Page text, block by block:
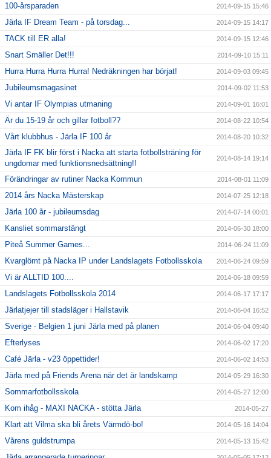
100-årsparaden 2014-09-15 15:46
Järla IF Dream Team - på torsdag... 2014-09-15 14:17
TACK till ER alla! 2014-09-15 12:46
Snart Smäller Det!!! 2014-09-10 15:11
Hurra Hurra Hurra Hurra! Nedräkningen har börjat! 2014-09-03 09:45
Jubileumsmagasinet 2014-09-02 11:53
Vi antar IF Olympias utmaning 2014-09-01 16:01
Är du 15-19 år och gillar fotboll?? 2014-08-22 10:54
Vårt klubbhus - Järla IF 100 år 2014-08-20 10:32
Järla IF FK blir först i Nacka att starta fotbollsträning för
ungdomar med funktionsnedsättning!!
2014-08-14 19:14
Förändringar av rutiner Nacka Kommun 2014-08-01 11:09
2014 års Nacka Mästerskap 2014-07-25 12:18
Järla 100 år - jubileumsdag 2014-07-14 00:01
Kansliet sommarstängt 2014-06-30 18:00
Piteå Summer Games... 2014-06-24 11:09
Kvarglömt på Nacka IP under Landslagets Fotbollsskola 2014-06-24 09:59
Vi är ALLTID 100.... 2014-06-18 09:59
Landslagets Fotbollsskola 2014 2014-06-17 17:17
Järlatjejer till stadsläger i Hallstavik 2014-06-04 16:52
Sverige - Belgien 1 juni Järla med på planen 2014-06-04 09:40
Efterlyses 2014-06-02 17:20
Café Järla - v23 öppettider! 2014-06-02 14:53
Järla med på Friends Arena när det är landskamp 2014-05-29 16:30
Sommarfotbollsskola 2014-05-27 12:00
Kom ihåg - MAXI NACKA - stötta Järla 2014-05-27
Klart att Vilma ska bli årets Värmdö-bo! 2014-05-16 14:04
Vårens guldstrumpa 2014-05-13 15:42